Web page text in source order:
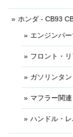
ホンダ - CB93
エンジンパー
フロント・
ガソリンタ
マフラー関連
ハンドル・